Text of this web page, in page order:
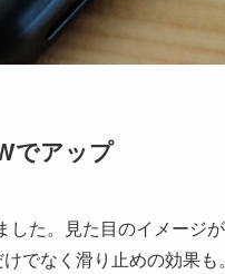
でアップ
した。見た目のイメージ
でなく滑り止めの効果も